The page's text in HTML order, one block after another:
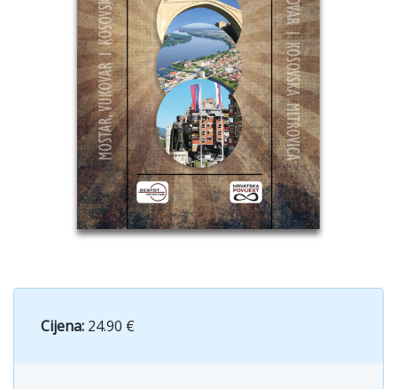
Cijena: 24.90 €